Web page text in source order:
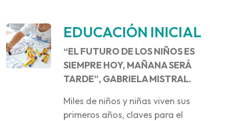
EDUCACIÓN INICIAL
“EL FUTURO DE LOS NIÑOS ES
SIEMPRE HOY, MAÑANA SERÁ
TARDE”, GABRIELA MISTRAL.
Miles de niños y niñas viven sus
primeros años, claves para el